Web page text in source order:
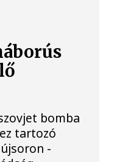
bomba
tartozó
-